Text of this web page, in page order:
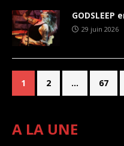
GODSLEEP
29 juin 2026
1 2 … 67
A LA UNE